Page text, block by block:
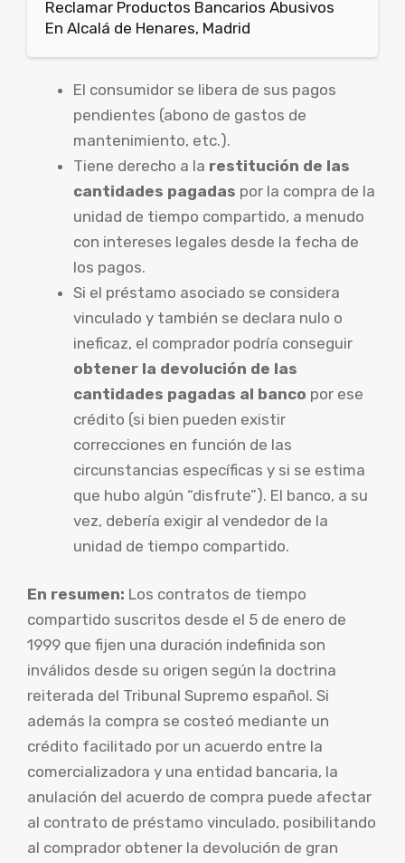
Reclamar Productos Bancarios Abusivos
En Alcalá de Henares, Madrid
El consumidor se libera de sus pagos
pendientes (abono de gastos de
mantenimiento, etc.).
Tiene derecho a la restitución de las
cantidades pagadas por la compra de la
unidad de tiempo compartido, a menudo
con intereses legales desde la fecha de
los pagos.
Si el préstamo asociado se considera
vinculado y también se declara nulo o
ineficaz, el comprador podría conseguir
obtener la devolución de las
cantidades pagadas al banco por ese
crédito (si bien pueden existir
correcciones en función de las
circunstancias específicas y si se estima
que hubo algún “disfrute”). El banco, a su
vez, debería exigir al vendedor de la
unidad de tiempo compartido.
En resumen: Los contratos de tiempo
compartido suscritos desde el 5 de enero de
1999 que fijen una duración indefinida son
inválidos desde su origen según la doctrina
reiterada del Tribunal Supremo español. Si
además la compra se costeó mediante un
crédito facilitado por un acuerdo entre la
comercializadora y una entidad bancaria, la
anulación del acuerdo de compra puede afectar
al contrato de préstamo vinculado, posibilitando
al comprador obtener la devolución de gran